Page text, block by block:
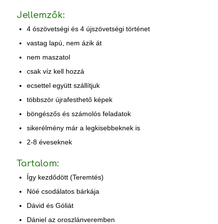
Jellemzők:
4 ószövetségi és 4 újszövetségi történet
vastag lapú, nem ázik át
nem maszatol
csak víz kell hozzá
ecsettel együtt szállítjuk
többször újrafesthető képek
böngészős és számolós feladatok
sikerélmény már a legkisebbeknek is
2-8 éveseknek
Tartalom:
Így kezdődött (Teremtés)
Nóé csodálatos bárkája
Dávid és Góliát
Dániel az oroszlánveremben